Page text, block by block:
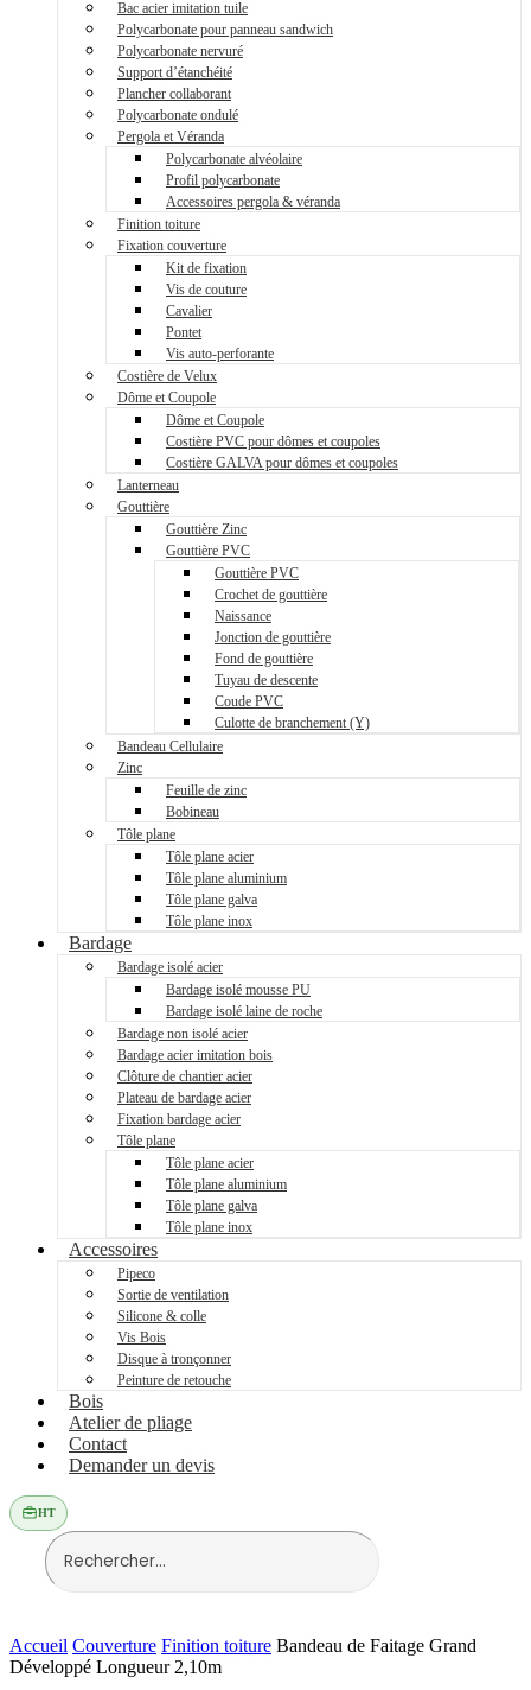
Bac acier imitation tuile
Polycarbonate pour panneau sandwich
Polycarbonate nervuré
Support d’étanchéité
Plancher collaborant
Polycarbonate ondulé
Pergola et Véranda
Polycarbonate alvéolaire
Profil polycarbonate
Accessoires pergola & véranda
Finition toiture
Fixation couverture
Kit de fixation
Vis de couture
Cavalier
Pontet
Vis auto-perforante
Costière de Velux
Dôme et Coupole
Dôme et Coupole
Costière PVC pour dômes et coupoles
Costière GALVA pour dômes et coupoles
Lanterneau
Gouttière
Gouttière Zinc
Gouttière PVC
Gouttière PVC
Crochet de gouttière
Naissance
Jonction de gouttière
Fond de gouttière
Tuyau de descente
Coude PVC
Culotte de branchement (Y)
Bandeau Cellulaire
Zinc
Feuille de zinc
Bobineau
Tôle plane
Tôle plane acier
Tôle plane aluminium
Tôle plane galva
Tôle plane inox
Bardage
Bardage isolé acier
Bardage isolé mousse PU
Bardage isolé laine de roche
Bardage non isolé acier
Bardage acier imitation bois
Clôture de chantier acier
Plateau de bardage acier
Fixation bardage acier
Tôle plane
Tôle plane acier
Tôle plane aluminium
Tôle plane galva
Tôle plane inox
Accessoires
Pipeco
Sortie de ventilation
Silicone & colle
Vis Bois
Disque à tronçonner
Peinture de retouche
Bois
Atelier de pliage
Contact
Demander un devis
HT
Accueil Couverture Finition toiture Bandeau de Faitage Grand
Développé Longueur 2,10m